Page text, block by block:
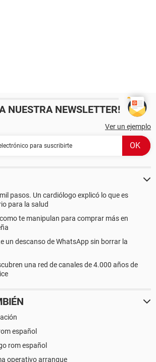
NUESTRA NEWSLETTER!
Ver un ejemplo
pasos. Un cardiólogo explicó lo que es
para la salud
como te manipulan para comprar más en
un descanso de WhatsApp sin borrar la
una red de canales de 4.000 años de
español
rom español
operativo arranque